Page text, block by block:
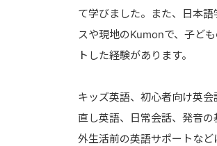
て学びました。また、日本語
スや現地のKumonで、子ど
トした経験があります。
キッズ英語、初心者向け英会
直し英語、日常会話、発音
外生活前の英語サポートなど